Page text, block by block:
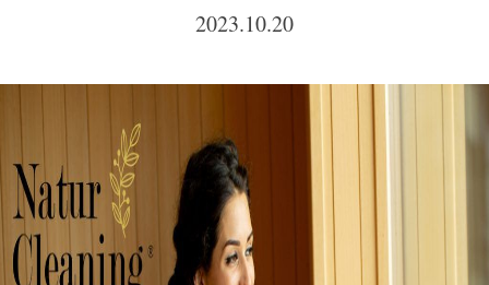
2023.10.20